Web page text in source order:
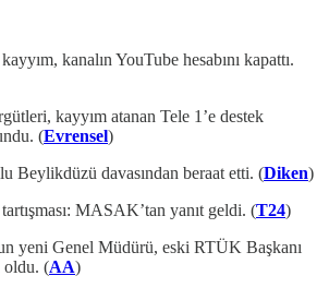
kanalın YouTube hesabını kapattı.
kayyım atanan Tele 1’e destek
(Evrensel)
Beylikdüzü davasından beraat etti. (Diken)
MASAK’tan yanıt geldi. (T24)
yeni Genel Müdürü, eski RTÜK Başkanı
oldu. (AA)